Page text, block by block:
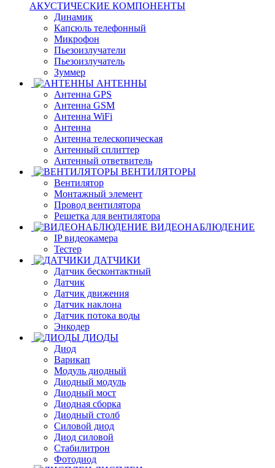
АКУСТИЧЕСКИЕ КОМПОНЕНТЫ
Динамик
Капсюль телефонный
Микрофон
Пьезоизлучатели
Пьезоизлучатель
Зуммер
АНТЕННЫ
Антенна GPS
Антенна GSM
Антенна WiFi
Антенна
Антенна телескопическая
Антенный сплиттер
Антенный ответвитель
ВЕНТИЛЯТОРЫ
Вентилятор
Монтажный элемент
Провод вентилятора
Решетка для вентилятора
ВИДЕОНАБЛЮДЕНИЕ
IP видеокамера
Тестер
ДАТЧИКИ
Датчик бесконтактный
Датчик
Датчик движения
Датчик наклона
Датчик потока воды
Энкодер
ДИОДЫ
Диод
Варикап
Модуль диодный
Диодный модуль
Диодный мост
Диодная сборка
Диодный столб
Силовой диод
Диод силовой
Стабилитрон
Фотодиод